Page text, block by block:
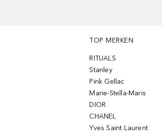
TOP MERKEN
RITUALS
Stanley
Pink Gellac
Marie-Stella-Maris
DIOR
CHANEL
Yves Saint Laurent